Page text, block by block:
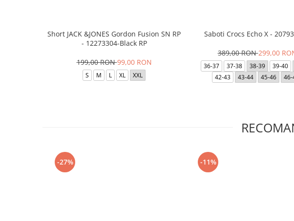
Short JACK &JONES Gordon Fusion SN RP
- 12273304-Black RP
199,00 RON99,00 RON
S M L XL XXL
Saboti Crocs Echo X -
389,00 RON299,00
36-37 37-38 38-39 39-40
42-43
43-44 45-46 46-
-27% -11%